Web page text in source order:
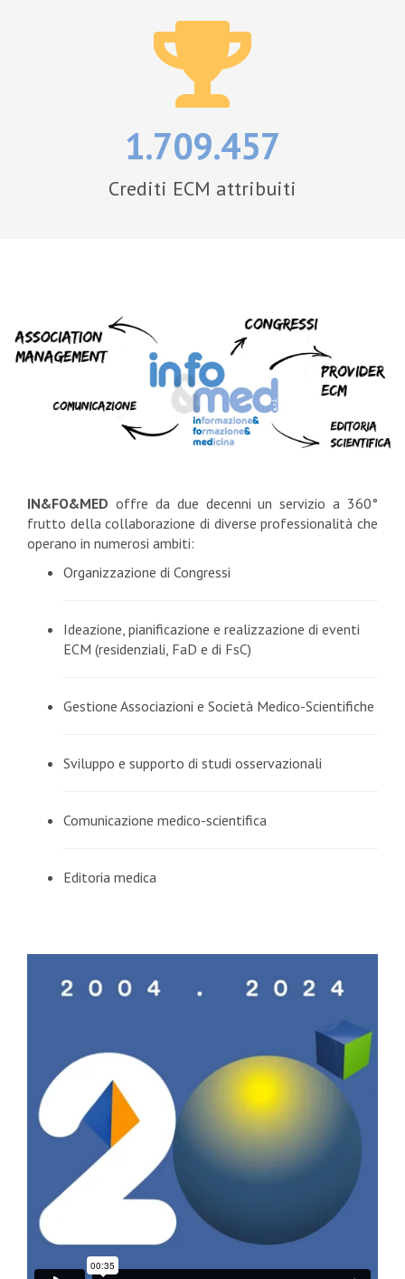
1.709.457
Crediti ECM attribuiti
IN&FO&MED offre da due decenni un servizio a 360°
frutto della collaborazione di diverse professionalità che
operano in numerosi ambiti:
Organizzazione di Congressi
Ideazione, pianificazione e realizzazione di eventi
ECM (residenziali, FaD e di FsC)
Gestione Associazioni e Società Medico-Scientifiche
Sviluppo e supporto di studi osservazionali
Comunicazione medico-scientifica
Editoria medica